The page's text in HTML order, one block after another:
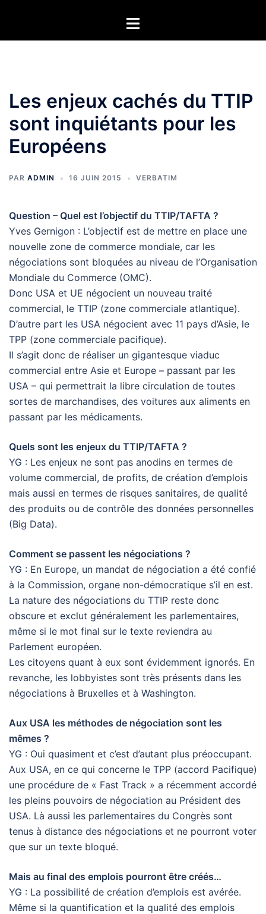
contenu
Ouvrir/fermer
Les enjeux cachés du TTIP
sont inquiétants pour les
Européens
PAR ADMIN 16 JUIN 2015 VERBATIM
Question – Quel est l’objectif du TTIP/TAFTA ?
Yves Gernigon : L’objectif est de mettre en place une
nouvelle zone de commerce mondiale, car les
négociations sont bloquées au niveau de l’Organisation
Mondiale du Commerce (OMC).
Donc USA et UE négocient un nouveau traité
commercial, le TTIP (zone commerciale atlantique).
D’autre part les USA négocient avec 11 pays d’Asie, le
TPP (zone commerciale pacifique).
Il s’agit donc de réaliser un gigantesque viaduc
commercial entre Asie et Europe – passant par les
USA – qui permettrait la libre circulation de toutes
sortes de marchandises, des voitures aux aliments en
passant par les médicaments.
Quels sont les enjeux du TTIP/TAFTA ?
YG : Les enjeux ne sont pas anodins en termes de
volume commercial, de profits, de création d’emplois
mais aussi en termes de risques sanitaires, de qualité
des produits ou de contrôle des données personnelles
(Big Data).
Comment se passent les négociations ?
YG : En Europe, un mandat de négociation a été confié
à la Commission, organe non-démocratique s’il en est.
La nature des négociations du TTIP reste donc
obscure et exclut généralement les parlementaires,
même si le mot final sur le texte reviendra au
Parlement européen.
Les citoyens quant à eux sont évidemment ignorés. En
revanche, les lobbyistes sont très présents dans les
négociations à Bruxelles et à Washington.
Aux USA les méthodes de négociation sont les
mêmes ?
YG : Oui quasiment et c’est d’autant plus préoccupant.
Aux USA, en ce qui concerne le TPP (accord Pacifique)
une procédure de « Fast Track » a récemment accordé
les pleins pouvoirs de négociation au Président des
USA. Là aussi les parlementaires du Congrès sont
tenus à distance des négociations et ne pourront voter
que sur un texte bloqué.
Mais au final des emplois pourront être créés…
YG : La possibilité de création d’emplois est avérée.
Même si la quantification et la qualité des emplois